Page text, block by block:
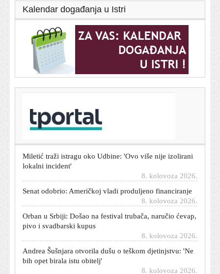
Kalendar događanja u Istri
Modrić u Australiji: 'Koliko hrvatskih navijača,
prekrasno...'
Miletić traži istragu oko Udbine: 'Ovo više nije izolirani
lokalni incident'
Senat odobrio: Američkoj vladi produljeno financiranje
8. kolovoza 2026.
Orban u Srbiji: Došao na festival trubača, naručio ćevap,
pivo i svadbarski kupus
Andrea Šušnjara otvorila dušu o teškom djetinjstvu: 'Ne
bih opet birala istu obitelj'